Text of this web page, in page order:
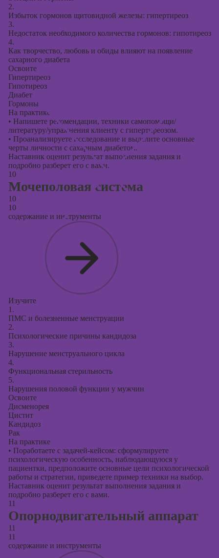
2.
Избыток гормонов щитовидной железы: гипертиреоз
3.
Недостаток необходимого количества гормонов: гипотиреоз
4.
Как творчество, любовь и обиды влияют на появление
сахарного диабета
Освоите
Гипертиреоз
Гипотиреоз
Диабет
Гормоны
На практике
• Напишете рекомендации, техники самопомощи/
литературу/упражнения клиенту с гипертиреозом.
• Проанализируете исследование и выделите основные
черты личности с сахарным диабетом.
Наставник оценит результат выполнения задания и
подробно разберет его с вами.
10
Мочеполовая система
10
10
содержание и инструменты
Изучите
1.
ПМС и болезненные менструации
2.
Психологические причины кандидоза
3.
Нарушение менструального цикла
4.
Функциональная стерильность
5.
Нарушения половой функции у мужчин
Освоите
Дисменорея
Цистит
Кандидоз
Рак
На практике
• Поработаете с задачей-кейсом: сформулируете
психологическую особенность, наблюдающуюся у
пациентки, предположите основные цели психологической
работы и стратегии, приведете пример техники на выбор.
Наставник оценит результат выполнения задания и
подробно разберет его с вами.
11
Опорнодвигательный аппарат
11
11
содержание и инструменты